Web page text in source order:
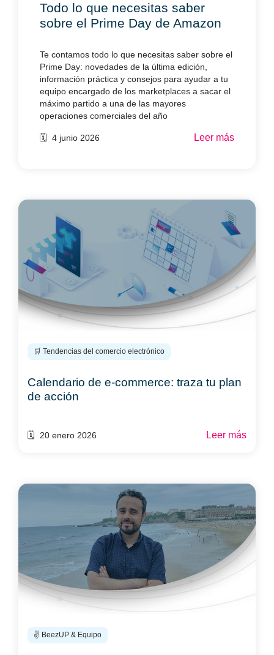
Todo lo que necesitas saber
sobre el Prime Day de Amazon
Te contamos todo lo que necesitas saber sobre el
Prime Day: novedades de la última edición,
información práctica y consejos para ayudar a tu
equipo encargado de los marketplaces a sacar el
máximo partido a una de las mayores
operaciones comerciales del año
🗓️ 4 junio 2026 Leer más
🛒 Tendencias del comercio electrónico
Calendario de e-commerce: traza tu plan
de acción
🗓️ 20 enero 2026 Leer más
✌️ BeezUP & Equipo